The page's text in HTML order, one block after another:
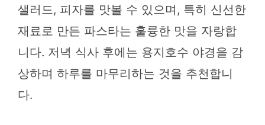
샐러드, 피자를 맛볼 수 있으며, 특히 신선한
재료로 만든 파스타는 훌륭한 맛을 자랑합
니다. 저녁 식사 후에는 용지호수 야경을 감
상하며 하루를 마무리하는 것을 추천합니
다.